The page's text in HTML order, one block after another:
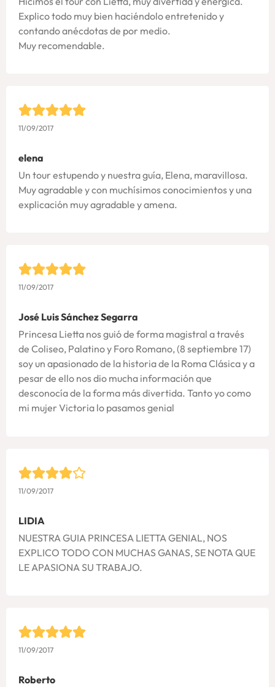
Explico todo muy bien haciéndolo entretenido y
contando anécdotas de por medio.
Muy recomendable.
11/09/2017
elena
Un tour estupendo y nuestra guía, Elena, maravillosa.
Muy agradable y con muchísimos conocimientos y una
explicación muy agradable y amena.
11/09/2017
José Luis Sánchez Segarra
Princesa Lietta nos guió de forma magistral a través
de Coliseo, Palatino y Foro Romano, (8 septiembre 17)
soy un apasionado de la historia de la Roma Clásica y a
pesar de ello nos dio mucha información que
desconocía de la forma más divertida. Tanto yo como
mi mujer Victoria lo pasamos genial
11/09/2017
LIDIA
NUESTRA GUIA PRINCESA LIETTA GENIAL, NOS
EXPLICO TODO CON MUCHAS GANAS, SE NOTA QUE
LE APASIONA SU TRABAJO.
11/09/2017
Roberto